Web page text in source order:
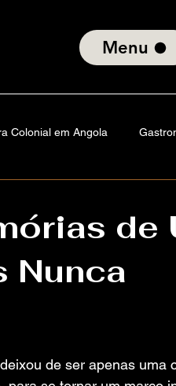
Menu
Colonial em Angola
Cultura e Consciência Social
de
Nunca
de ser apenas uma